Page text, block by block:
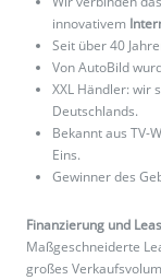
innovativem
Seit über 40
Von AutoBild
XXL Händler: wir
Deutschlands.
Bekannt aus TV-
Eins.
Gewinner des
Finanzierung und
Maßgeschneiderte
großes